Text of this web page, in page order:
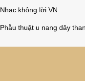
Nhạc không lời VN
Phẫu thuật u nang dây